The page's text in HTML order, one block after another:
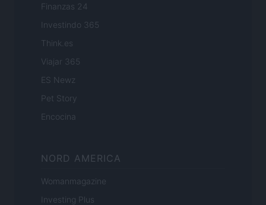
Finanzas 24
Investindo 365
Think.es
Viajar 365
ES Newz
Pet Story
Encocina
NORD AMERICA
Womanmagazine
Investing Plus